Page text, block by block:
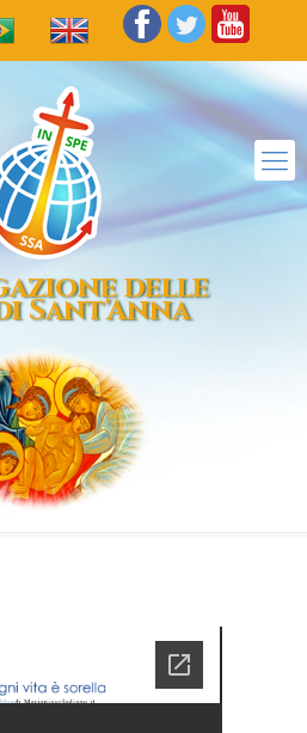
delle
Sant'Anna